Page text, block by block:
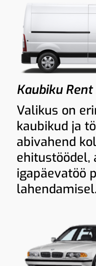
Kaubiku Rent
Valikus on
kaubikud ja
abivahend
ehitustöödel,
igapäevatöö
lahendamisel.